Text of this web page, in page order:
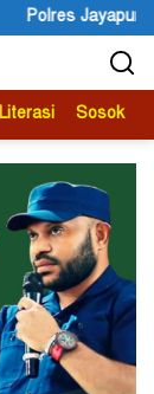
Pasca
Literasi Sosok